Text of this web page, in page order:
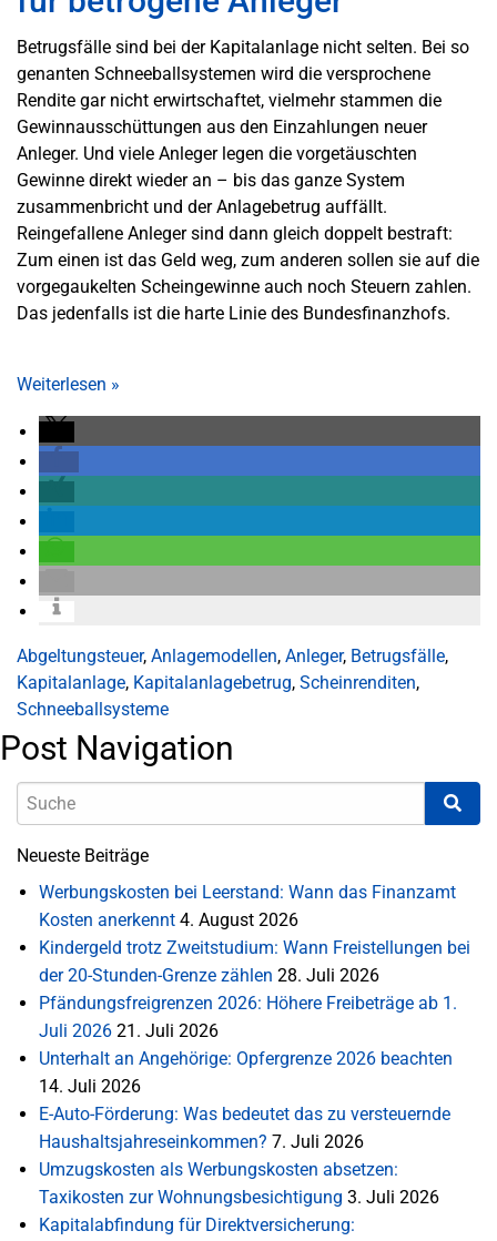
Betrugsfälle sind bei der Kapitalanlage nicht selten. Bei so
genanten Schneeballsystemen wird die versprochene
Rendite gar nicht erwirtschaftet, vielmehr stammen die
Gewinnausschüttungen aus den Einzahlungen neuer
Anleger. Und viele Anleger legen die vorgetäuschten
Gewinne direkt wieder an – bis das ganze System
zusammenbricht und der Anlagebetrug auffällt.
Reingefallene Anleger sind dann gleich doppelt bestraft:
Zum einen ist das Geld weg, zum anderen sollen sie auf die
vorgegaukelten Scheingewinne auch noch Steuern zahlen.
Das jedenfalls ist die harte Linie des Bundesfinanzhofs.
Weiterlesen »
Abgeltungsteuer, Anlagemodellen, Anleger, Betrugsfälle,
Kapitalanlage, Kapitalanlagebetrug, Scheinrenditen,
Schneeballsysteme
Post Navigation
Neueste Beiträge
Werbungskosten bei Leerstand: Wann das Finanzamt
Kosten anerkennt 4. August 2026
Kindergeld trotz Zweitstudium: Wann Freistellungen bei
der 20-Stunden-Grenze zählen 28. Juli 2026
Pfändungsfreigrenzen 2026: Höhere Freibeträge ab 1.
Juli 2026 21. Juli 2026
Unterhalt an Angehörige: Opfergrenze 2026 beachten
14. Juli 2026
E-Auto-Förderung: Was bedeutet das zu versteuernde
Haushaltsjahreseinkommen? 7. Juli 2026
Umzugskosten als Werbungskosten absetzen:
Taxikosten zur Wohnungsbesichtigung 3. Juli 2026
Kapitalabfindung für Direktversicherung: